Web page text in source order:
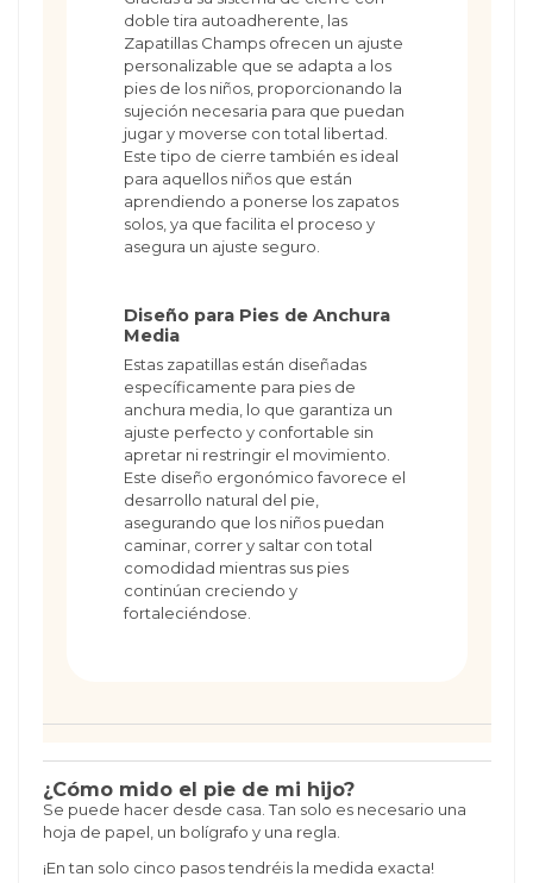
doble tira autoadherente, las
Zapatillas Champs ofrecen un ajuste
personalizable que se adapta a los
pies de los niños, proporcionando la
sujeción necesaria para que puedan
jugar y moverse con total libertad.
Este tipo de cierre también es ideal
para aquellos niños que están
aprendiendo a ponerse los zapatos
solos, ya que facilita el proceso y
asegura un ajuste seguro.
Diseño para Pies de Anchura
Media
Estas zapatillas están diseñadas
específicamente para pies de
anchura media, lo que garantiza un
ajuste perfecto y confortable sin
apretar ni restringir el movimiento.
Este diseño ergonómico favorece el
desarrollo natural del pie,
asegurando que los niños puedan
caminar, correr y saltar con total
comodidad mientras sus pies
continúan creciendo y
fortaleciéndose.
¿Cómo mido el pie de mi hijo?
Se puede hacer desde casa. Tan solo es necesario una
hoja de papel, un bolígrafo y una regla.
¡En tan solo cinco pasos tendréis la medida exacta!